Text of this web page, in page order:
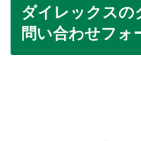
ダイレックスの
問い合わせフォ